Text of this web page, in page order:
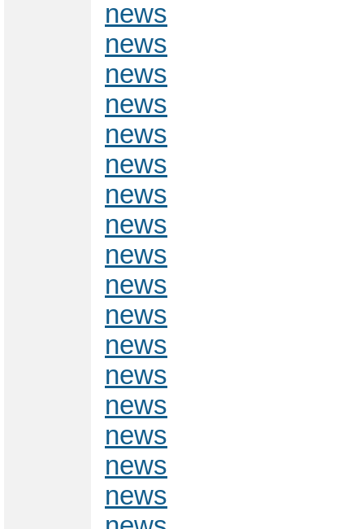
news
news
news
news
news
news
news
news
news
news
news
news
news
news
news
news
news